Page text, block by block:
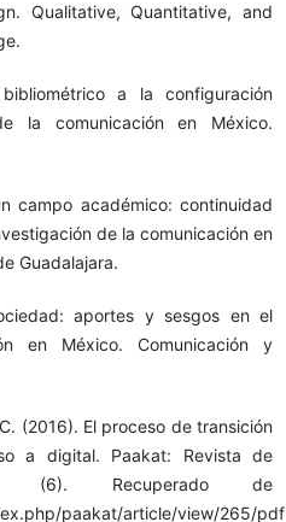
Qualitative, Quantitative, and
a la configuración
la comunicación en México.
campo académico: continuidad
de la comunicación en
Guadalajara.
aportes y sesgos en el
en México. Comunicación y
(2016). El proceso de transición
a digital. Paakat: Revista de
(6). Recuperado de
paakat/article/view/265/pdf